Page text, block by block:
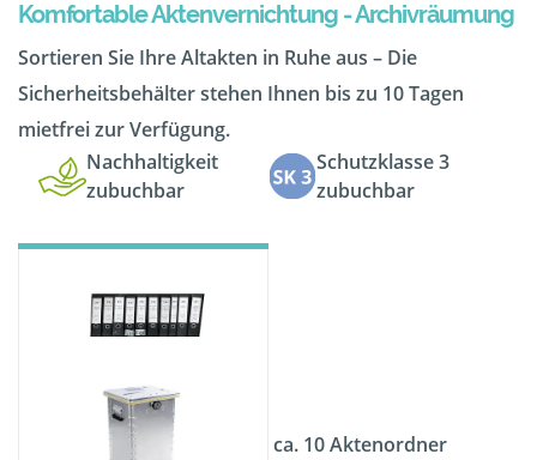
Komfortable Aktenvernichtung - Archivräumung
Sortieren Sie Ihre Altakten in Ruhe aus – Die
Sicherheitsbehälter stehen Ihnen bis zu 10 Tagen
mietfrei zur Verfügung.
Nachhaltigkeit
zubuchbar
Schutzklasse 3
zubuchbar
ca. 10 Aktenordner